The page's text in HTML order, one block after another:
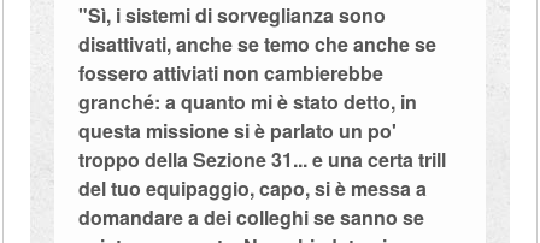
"Sì, i sistemi di sorveglianza sono
disattivati, anche se temo che anche se
fossero attiviati non cambierebbe
granché: a quanto mi è stato detto, in
questa missione si è parlato un po'
troppo della Sezione 31... e una certa trill
del tuo equipaggio, capo, si è messa a
domandare a dei colleghi se sanno se